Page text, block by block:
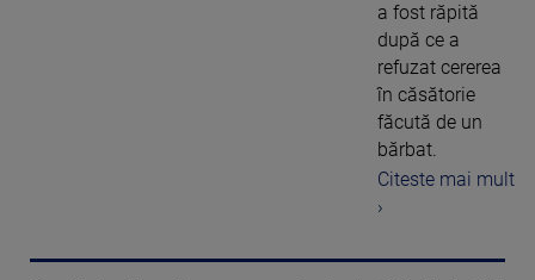
a fost răpită
după ce a
refuzat cererea
în căsătorie
făcută de un
bărbat.
Citeste mai mult
›